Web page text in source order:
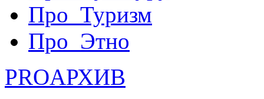
Про_Туризм
Про_Этно
PROАРХИВ